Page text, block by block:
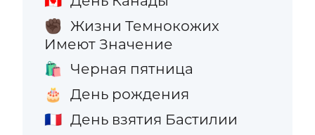
✊🏿 Жизни Темнокожих
Имеют Значение
🛍️ Черная пятница
🎂 День рождения
🇫🇷 День взятия Бастилии